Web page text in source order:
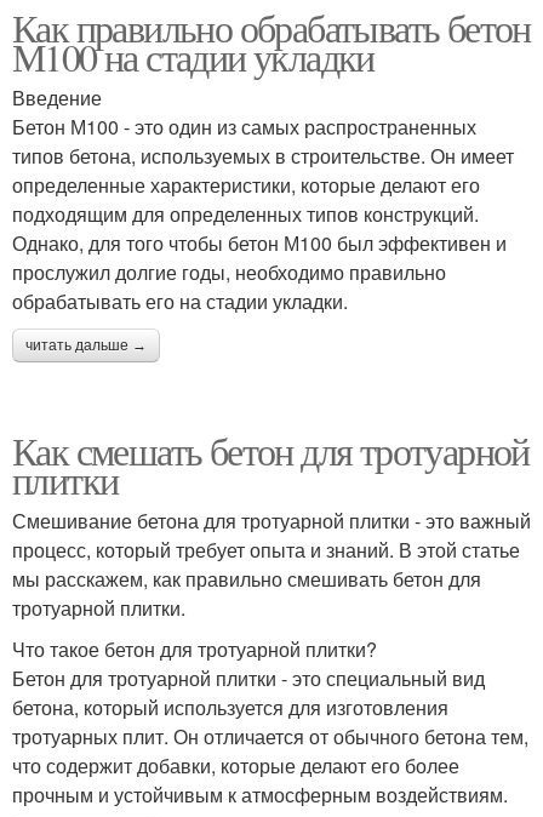
Как правильно обрабатывать бетон
М100 на стадии укладки
Введение
Бетон М100 - это один из самых распространенных
типов бетона, используемых в строительстве. Он имеет
определенные характеристики, которые делают его
подходящим для определенных типов конструкций.
Однако, для того чтобы бетон М100 был эффективен и
прослужил долгие годы, необходимо правильно
обрабатывать его на стадии укладки.
читать дальше →
Как смешать бетон для тротуарной
плитки
Смешивание бетона для тротуарной плитки - это важный
процесс, который требует опыта и знаний. В этой статье
мы расскажем, как правильно смешивать бетон для
тротуарной плитки.
Что такое бетон для тротуарной плитки?
Бетон для тротуарной плитки - это специальный вид
бетона, который используется для изготовления
тротуарных плит. Он отличается от обычного бетона тем,
что содержит добавки, которые делают его более
прочным и устойчивым к атмосферным воздействиям.